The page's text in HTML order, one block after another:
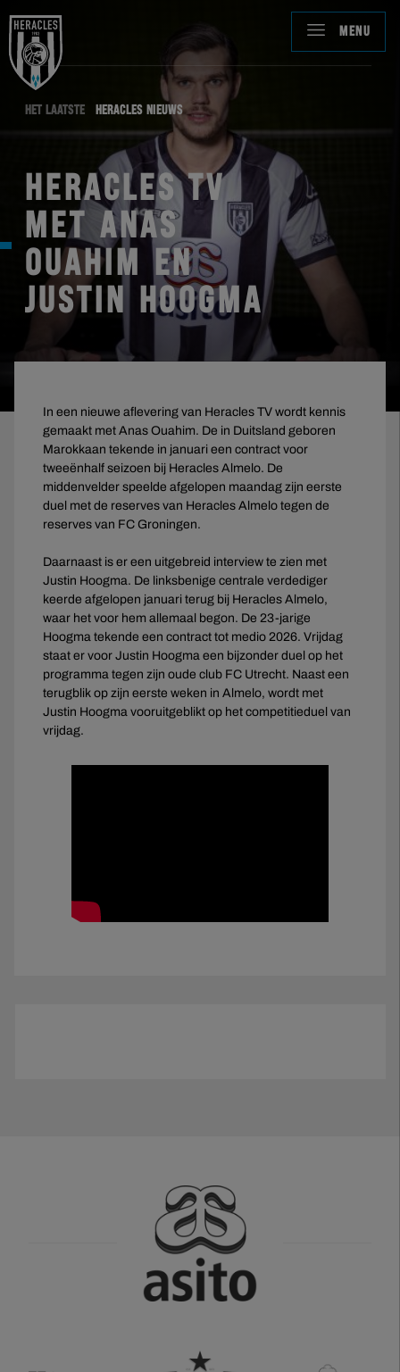
MENU
HET LAATSTE HERACLES NIEUWS
HERACLES TV
MET ANAS
OUAHIM EN
JUSTIN HOOGMA
In een nieuwe aflevering van Heracles TV wordt kennis
gemaakt met Anas Ouahim. De in Duitsland geboren
Marokkaan tekende in januari een contract voor
tweeënhalf seizoen bij Heracles Almelo. De
middenvelder speelde afgelopen maandag zijn eerste
duel met de reserves van Heracles Almelo tegen de
reserves van FC Groningen.
Daarnaast is er een uitgebreid interview te zien met
Justin Hoogma. De linksbenige centrale verdediger
keerde afgelopen januari terug bij Heracles Almelo,
waar het voor hem allemaal begon. De 23-jarige
Hoogma tekende een contract tot medio 2026. Vrijdag
staat er voor Justin Hoogma een bijzonder duel op het
programma tegen zijn oude club FC Utrecht. Naast een
terugblik op zijn eerste weken in Almelo, wordt met
Justin Hoogma vooruitgeblikt op het competitieduel van
vrijdag.